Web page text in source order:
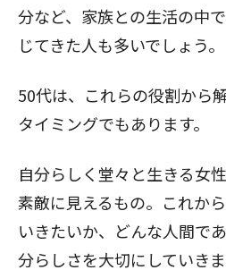
分など、家族との生活の中
じてきた人も多いでしょう。
50代は、これらの役割から
タイミングでもあります。
自分らしく堂々と生きる女
素敵に見えるもの。これか
いきたいか、どんな人間で
分らしさを大切にしていきま